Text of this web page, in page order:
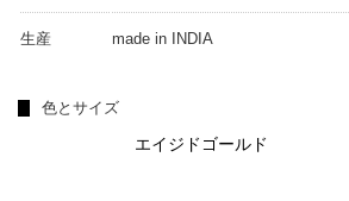
生産 made in INDIA
色とサイズ
エイジドゴールド